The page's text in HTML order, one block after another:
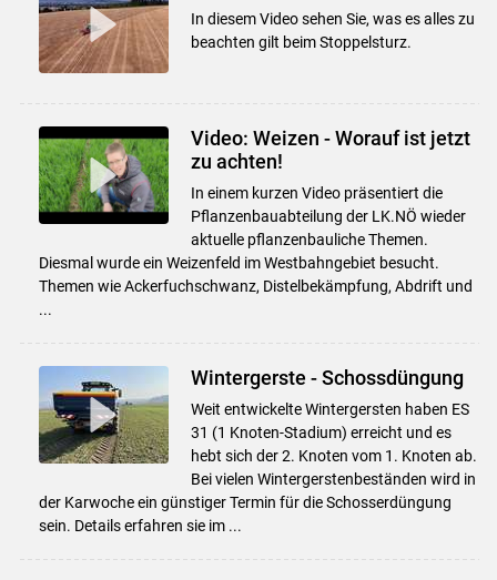
In diesem Video sehen Sie, was es alles zu
beachten gilt beim Stoppelsturz.
Video: Weizen - Worauf ist jetzt
zu achten!
In einem kurzen Video präsentiert die
Pflanzenbauabteilung der LK.NÖ wieder
aktuelle pflanzenbauliche Themen.
Diesmal wurde ein Weizenfeld im Westbahngebiet besucht.
Themen wie Ackerfuchschwanz, Distelbekämpfung, Abdrift und
...
Wintergerste - Schossdüngung
Weit entwickelte Wintergersten haben ES
31 (1 Knoten-Stadium) erreicht und es
hebt sich der 2. Knoten vom 1. Knoten ab.
Bei vielen Wintergerstenbeständen wird in
der Karwoche ein günstiger Termin für die Schosserdüngung
sein. Details erfahren sie im ...